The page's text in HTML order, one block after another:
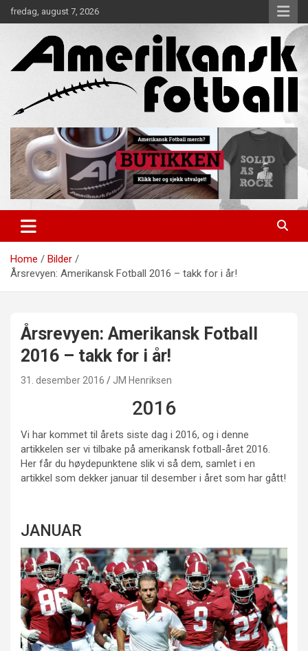
Skip
to
fredag, august 7, 2026
Amerikansk Fotball
Home
Bilder
Årsrevyen: Amerikansk Fotball 2016 – takk for i år!
Årsrevyen: Amerikansk Fotball
2016 – takk for i år!
31. desember 2016 JM Henriksen
2016
Vi har kommet til årets siste dag i 2016, og i denne
artikkelen ser vi tilbake på amerikansk fotball-året 2016.
Her får du høydepunktene slik vi så dem, samlet i en
artikkel som dekker januar til desember i året som har gått!
JANUAR